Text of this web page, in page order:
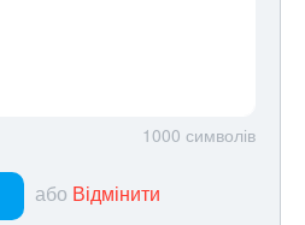
1000 символів
або Відмінити